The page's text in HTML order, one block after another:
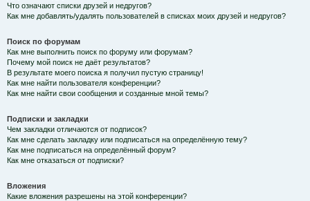
Что означают списки друзей и недругов?
Как мне добавлять/удалять пользователей в списках моих друзей и недругов?
Поиск по форумам
Как мне выполнить поиск по форуму или форумам?
Почему мой поиск не даёт результатов?
В результате моего поиска я получил пустую страницу!
Как мне найти пользователя конференции?
Как мне найти свои сообщения и созданные мной темы?
Подписки и закладки
Чем закладки отличаются от подписок?
Как мне сделать закладку или подписаться на определённую тему?
Как мне подписаться на определённый форум?
Как мне отказаться от подписки?
Вложения
Какие вложения разрешены на этой конференции?